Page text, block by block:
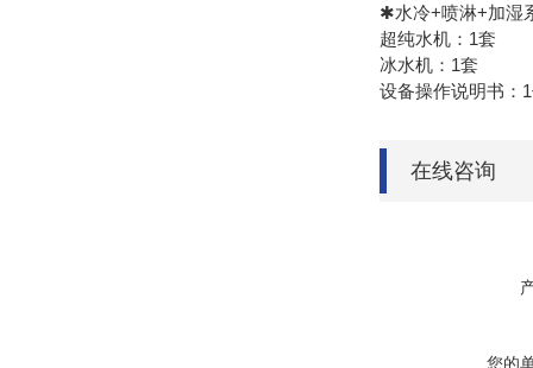
✱水冷+喷淋+加湿
超纯水机：1套
冰水机：1套
设备操作说明书：
在线咨询
您的